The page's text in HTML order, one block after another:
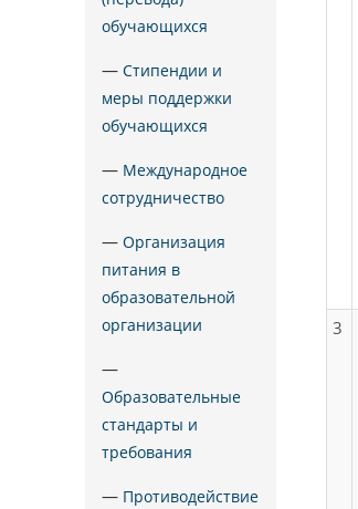
обучающихся
— Стипендии и
меры поддержки
обучающихся
— Международное
сотрудничество
— Организация
питания в
образовательной
организации
—
Образовательные
стандарты и
требования
— Противодействие
3